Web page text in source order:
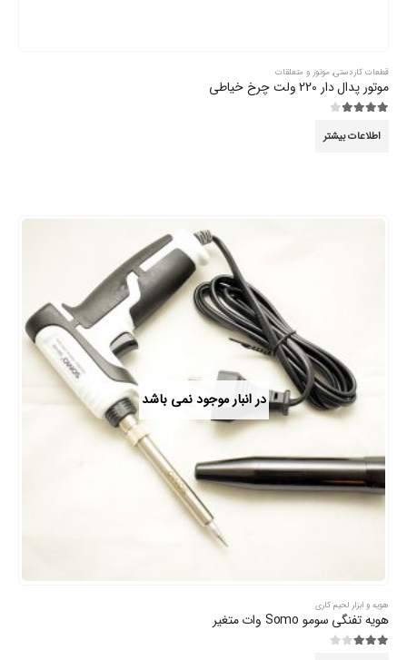
قطعات کاردستی, موتور و متعلقات
موتور پدال دار 220 ولت چرخ خیاطی
اطلاعات بیشتر
در انبار موجود نمی باشد
هویه و ابزار لحیم کاری
هویه تفنگی سومو Somo وات متغیر